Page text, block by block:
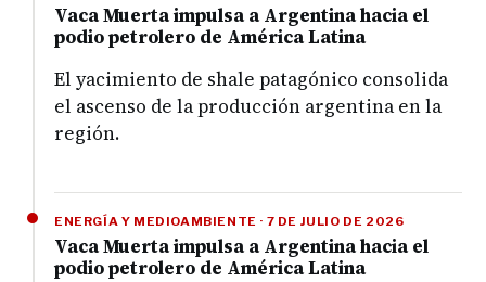
Vaca Muerta impulsa a Argentina hacia el
podio petrolero de América Latina
El yacimiento de shale patagónico consolida
el ascenso de la producción argentina en la
región.
ENERGÍA Y MEDIOAMBIENTE · 7 DE JULIO DE 2026
Vaca Muerta impulsa a Argentina hacia el
podio petrolero de América Latina